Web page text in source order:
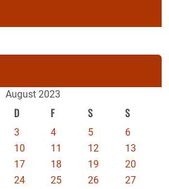
August 2023
D F S S
3 4 5
6
10 11 12
13
17 18 19
20
24 25 26
27